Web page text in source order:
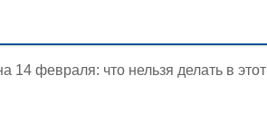
14 февраля: что нельзя делать в этот